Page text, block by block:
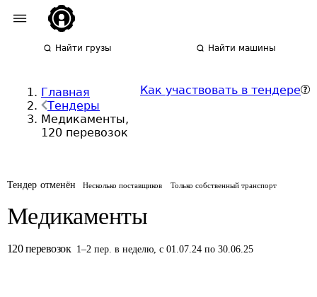
Найти грузы Найти машины
Главная
Тендеры
Медикаменты,
120 перевозок
Как участвовать в тендере
Тендер отменён Несколько поставщиков Только собственный транспорт
Медикаменты
120 перевозок 1–2 пер. в неделю,с 01.07.24 по 30.06.25